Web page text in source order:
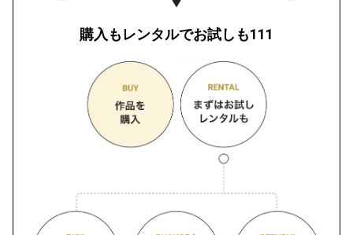
購入もレンタルでお試しも111